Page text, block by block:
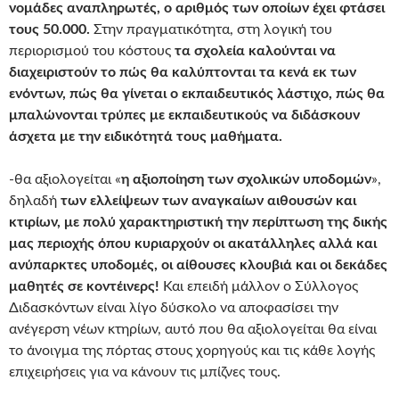
νομάδες αναπληρωτές, ο αριθμός των οποίων έχει φτάσει
τους 50.000. Στην πραγματικότητα, στη λογική του
περιορισμού του κόστους τα σχολεία καλούνται να
διαχειριστούν το πώς θα καλύπτονται τα κενά εκ των
ενόντων, πώς θα γίνεται ο εκπαιδευτικός λάστιχο, πώς θα
μπαλώνονται τρύπες με εκπαιδευτικούς να διδάσκουν
άσχετα με την ειδικότητά τους μαθήματα.
-θα αξιολογείται «η αξιοποίηση των σχολικών υποδομών»,
δηλαδή των ελλείψεων των αναγκαίων αιθουσών και
κτιρίων, με πολύ χαρακτηριστική την περίπτωση της δικής
μας περιοχής όπου κυριαρχούν οι ακατάλληλες αλλά και
ανύπαρκτες υποδομές, οι αίθουσες κλουβιά και οι δεκάδες
μαθητές σε κοντέινερς! Και επειδή μάλλον ο Σύλλογος
Διδασκόντων είναι λίγο δύσκολο να αποφασίσει την
ανέγερση νέων κτηρίων, αυτό που θα αξιολογείται θα είναι
το άνοιγμα της πόρτας στους χορηγούς και τις κάθε λογής
επιχειρήσεις για να κάνουν τις μπίζνες τους.